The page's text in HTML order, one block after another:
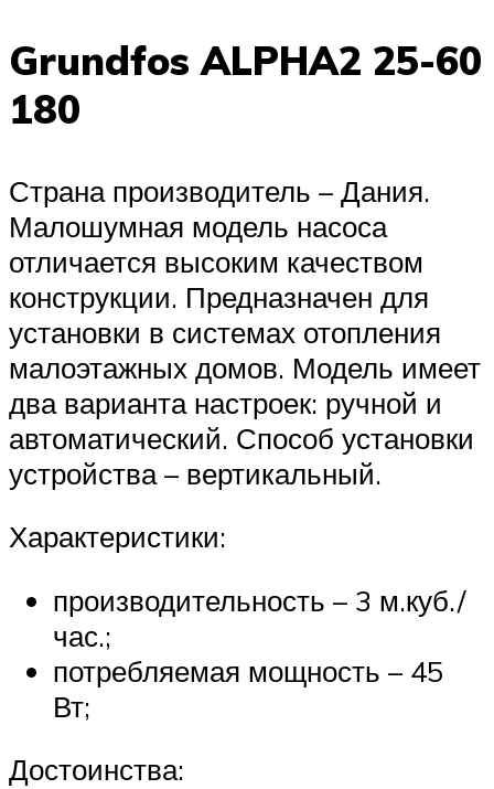
Grundfos ALPHA2 25-60
180
Страна производитель – Дания.
Малошумная модель насоса
отличается высоким качеством
конструкции. Предназначен для
установки в системах отопления
малоэтажных домов. Модель имеет
два варианта настроек: ручной и
автоматический. Способ установки
устройства – вертикальный.
Характеристики:
производительность – 3 м.куб./
час.;
потребляемая мощность – 45
Вт;
Достоинства: